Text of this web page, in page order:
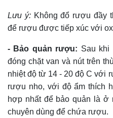
Lưu ý:Không đổ rượu đầy
để rượu được tiếp xúc với
- Bảo quản rượu: Sau khi
đóng chặt van và nút trên
nhiệt độ từ 14 - 20 độ C với
rượu nho, với độ ẩm thích
hợp nhất để bảo quản là
chuyên dùng để chứa rượu.